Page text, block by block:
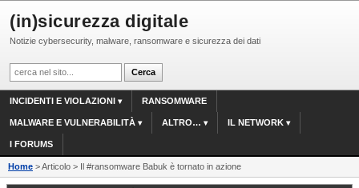
(in)sicurezza digitale
Notizie cybersecurity, malware, ransomware e sicurezza dei dati
INCIDENTI E VIOLAZIONI RANSOMWARE
MALWARE E VULNERABILITÀ ALTRO… IL NETWORK
I FORUMS
Home > Articolo > Il #ransomware Babuk è tornato in azione